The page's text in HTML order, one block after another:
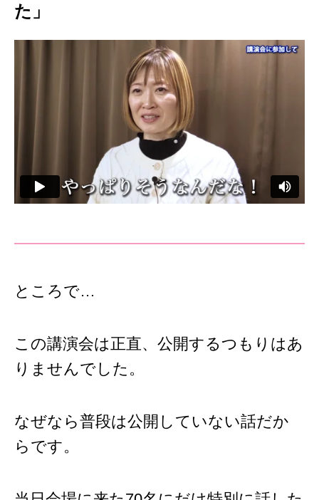
た」
ところで…
この講演会は正直、公開するつもりはあ
りませんでした。
なぜなら普段は公開していない話だか
らです。